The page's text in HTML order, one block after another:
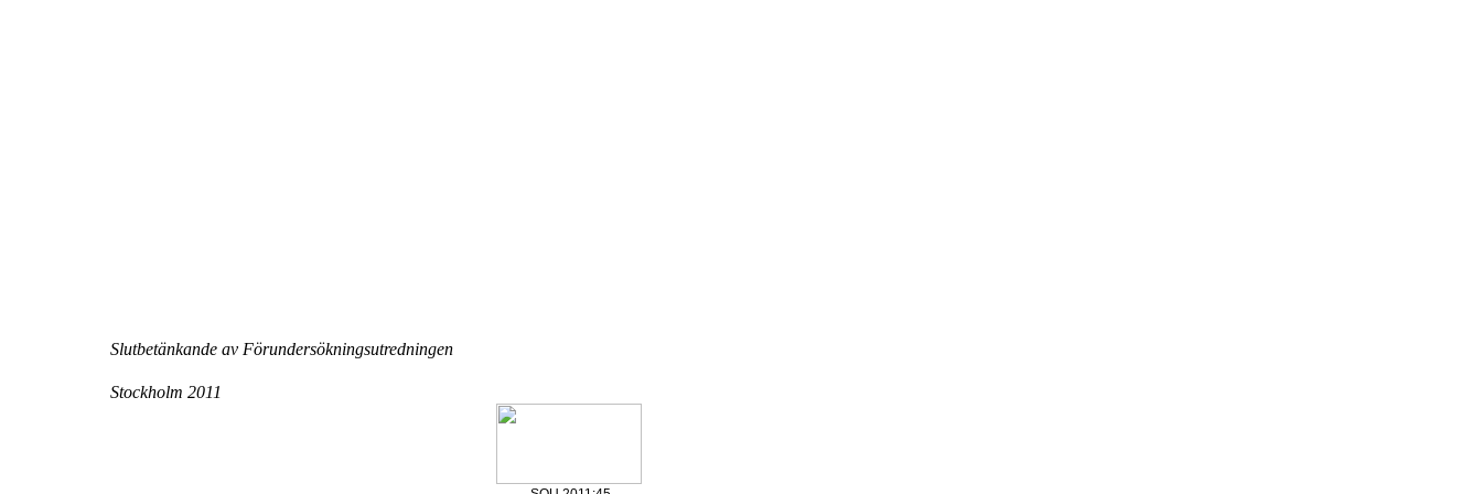
Slutbetänkande av Förundersökningsutredningen
Stockholm 2011